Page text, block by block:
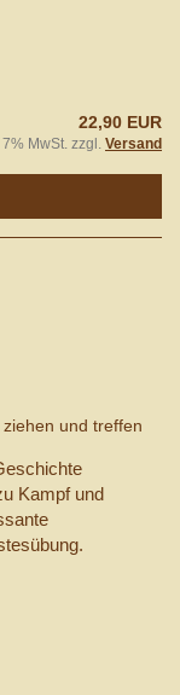
22,90 EUR
MwSt. zzgl. Versand
und treffen
Kampf und